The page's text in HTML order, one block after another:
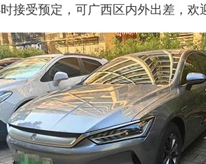
接受预定，可广西区内外出差，欢